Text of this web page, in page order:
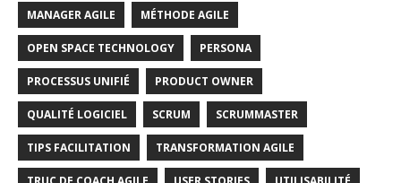
MANAGER AGILE MÉTHODE AGILE
OPEN SPACE TECHNOLOGY PERSONA
PROCESSUS UNIFIÉ PRODUCT OWNER
QUALITÉ LOGICIEL SCRUM SCRUMMASTER
TIPS FACILITATION TRANSFORMATION AGILE